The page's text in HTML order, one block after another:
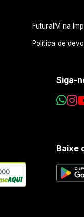
FuturaIM na
Política de
Siga-
Baixe